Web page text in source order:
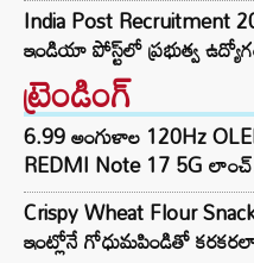
India Post
ఇండియా పోస్ట్‌లో ప్రభుత్వ
ట్రెండింగ్‌
6.99 అంగుళాల 120Hz
REDMI Note 17 5G
Crispy Wheat Flour
ఇంట్లోనే గోధుమపిండితో